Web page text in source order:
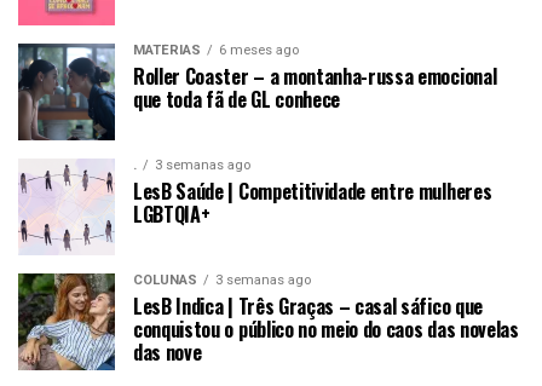
MATÉRIAS 6 meses ago
Roller Coaster – a montanha-russa emocional
que toda fã de GL conhece
. 3 semanas ago
LesB Saúde | Competitividade entre mulheres
LGBTQIA+
COLUNAS 3 semanas ago
LesB Indica | Três Graças – casal sáfico que
conquistou o público no meio do caos das novelas
das nove